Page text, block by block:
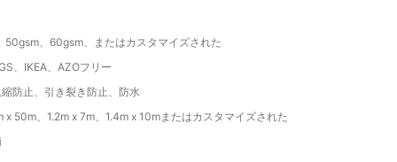
50gsm、60gsm、またはカスタマイズされた
、IKEA、AZOフリー
防止、引き裂き防止、防水
x 50m、1.2m x 7m、1.4m x 10mまたはカスタマイズされた